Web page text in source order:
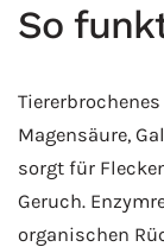
So
Magensäure,
sorgt für
Geruch.
organischen